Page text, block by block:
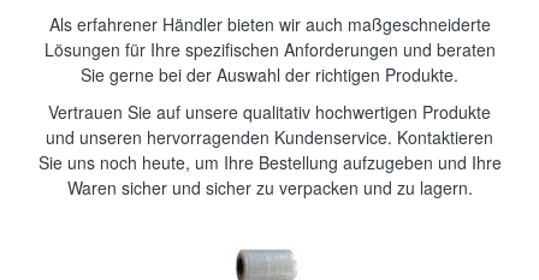
Als erfahrener Händler bieten wir auch maßgeschneiderte
Lösungen für Ihre spezifischen Anforderungen und beraten
Sie gerne bei der Auswahl der richtigen Produkte.
Vertrauen Sie auf unsere qualitativ hochwertigen Produkte
und unseren hervorragenden Kundenservice. Kontaktieren
Sie uns noch heute, um Ihre Bestellung aufzugeben und Ihre
Waren sicher und sicher zu verpacken und zu lagern.